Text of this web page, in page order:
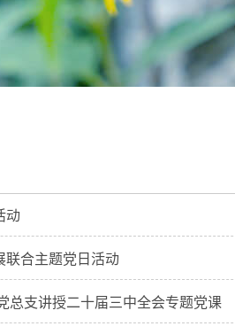
动
合主题党日活动
总支讲授二十届三中全会专题党课